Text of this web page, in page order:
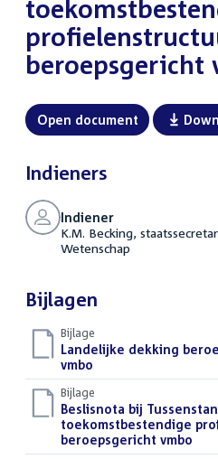
beroepsgericht
Open document
Indieners
Indiener
K.M. Becking,
Wetenschap
Bijlagen
Bijlage
Download
bestand:
Landelijke dekking
vmbo
Bijlage
Download
bestand:
Beslisnota bij
toekomstbestendige
beroepsgericht vmbo